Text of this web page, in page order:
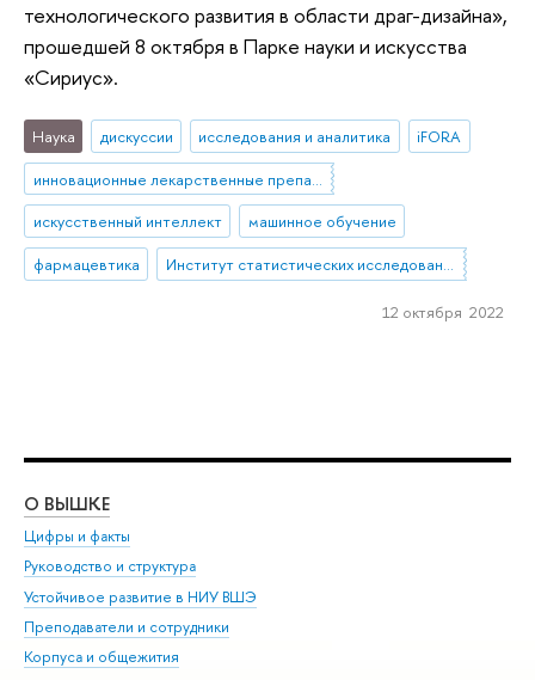
технологического развития в области драг-дизайна»,
прошедшей 8 октября в Парке науки и искусства
«Сириус».
Наука дискуссии исследования и аналитика
iFORA
искусственный интеллект
машинное обучение
фармацевтика
Институт статистических исследований и экономики знаний
12 октября 2022
О ВЫШКЕ
Цифры и факты
Руководство и структура
Устойчивое развитие в НИУ ВШЭ
Преподаватели и сотрудники
Корпуса и общежития